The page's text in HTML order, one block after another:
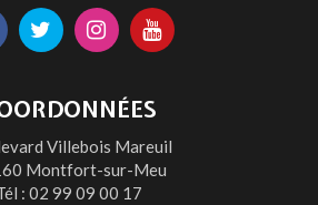
Lien
le
compte
Twitter
Lien
le
compte
Instagram
Lien
la
chaîne
Youtube
Villebois Mareuil
Montfort-sur-Meu
: 02 99 09 00 17